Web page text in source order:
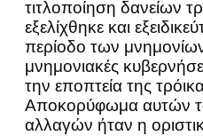
τιτλοποίηση δανείων
εξελίχθηκε και
περίοδο των
μνημονιακές
την εποπτεία της
Αποκορύφωμα αυτών
αλλαγών ήταν η